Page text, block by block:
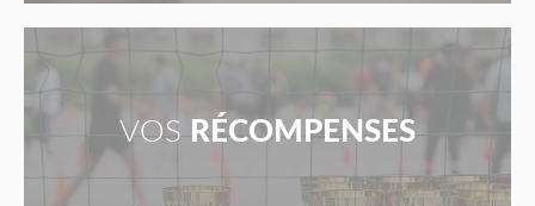
VOS RÉCOMPENSES